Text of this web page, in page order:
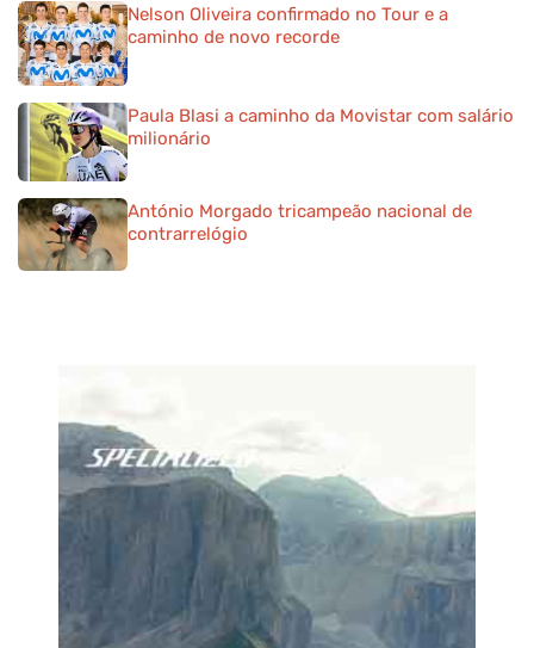
Nelson Oliveira confirmado no Tour e a
caminho de novo recorde
Paula Blasi a caminho da Movistar com salário
milionário
António Morgado tricampeão nacional de
contrarrelógio